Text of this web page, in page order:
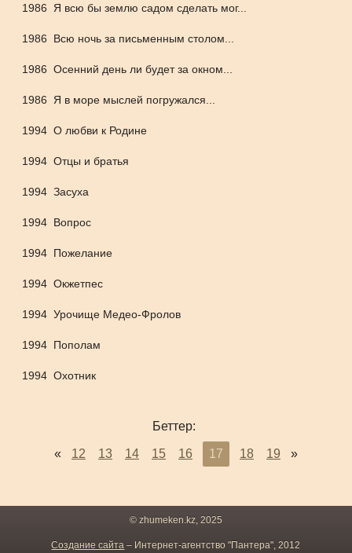
1986 Я всю бы землю садом сделать мог...
1986 Всю ночь за письменным столом...
1986 Осенний день ли будет за окном...
1986 Я в море мыслей погружался...
1994 О любви к Родине
1994 Отцы и братья
1994 Засуха
1994 Вопрос
1994 Пожелание
1994 Окжетпес
1994 Урочище Медео-Фролов
1994 Пополам
1994 Охотник
Беттер:
« 12 13 14 15 16 17 18 19 »
© zhumeken.kz, 2025
Создание сайта – Интернет-агентство "Пантера", 2012